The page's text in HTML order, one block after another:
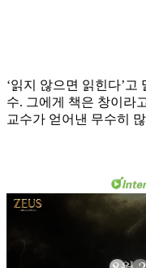
‘읽지 않으면 읽힌다’
수. 그에게 책은 창이라
교수가 얻어낸 무수히